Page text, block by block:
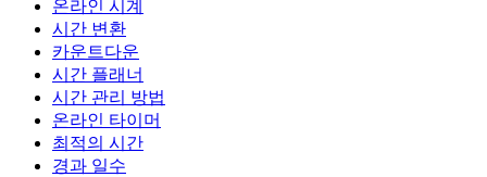
온라인 시계
시간 변환
카운트다운
시간 플래너
시간 관리 방법
온라인 타이머
최적의 시간
경과 일수